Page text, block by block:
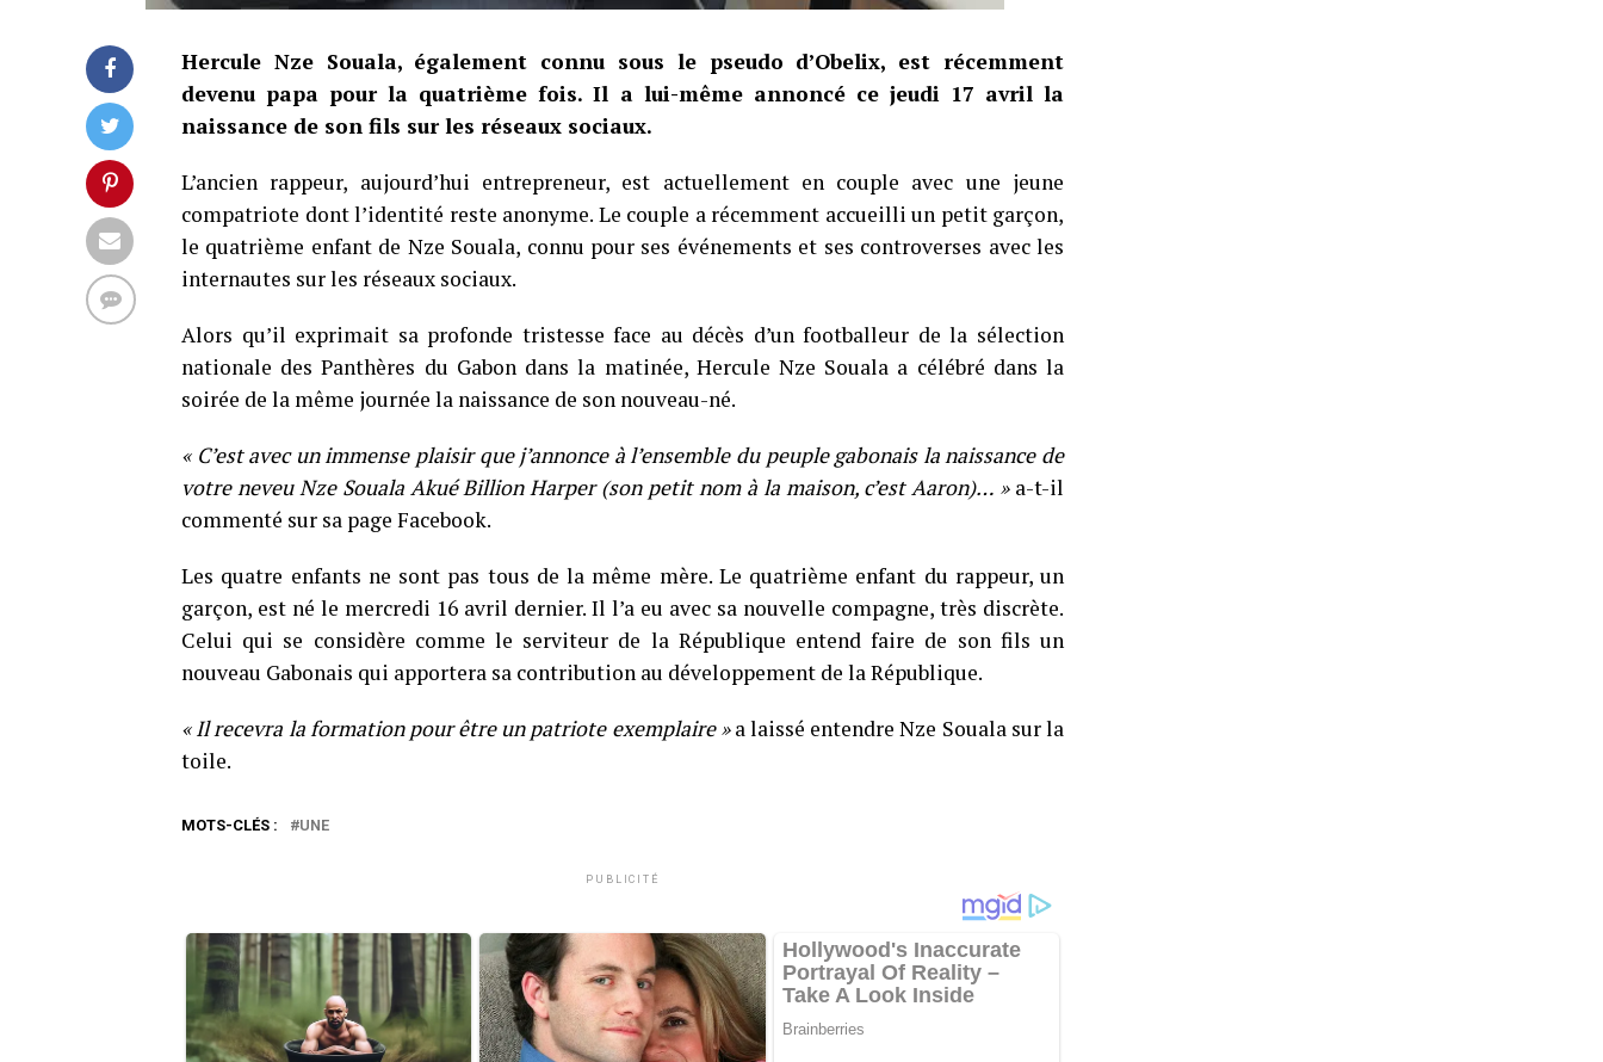
Hercule Nze Souala, également connu sous le pseudo d’Obelix, est récemment
devenu papa pour la quatrième fois. Il a lui-même annoncé ce jeudi 17 avril la
naissance de son fils sur les réseaux sociaux.
L’ancien rappeur, aujourd’hui entrepreneur, est actuellement en couple avec une jeune
compatriote dont l’identité reste anonyme. Le couple a récemment accueilli un petit garçon,
le quatrième enfant de Nze Souala, connu pour ses événements et ses controverses avec les
internautes sur les réseaux sociaux.
Alors qu’il exprimait sa profonde tristesse face au décès d’un footballeur de la sélection
nationale des Panthères du Gabon dans la matinée, Hercule Nze Souala a célébré dans la
soirée de la même journée la naissance de son nouveau-né.
« C’est avec un immense plaisir que j’annonce à l’ensemble du peuple gabonais la naissance de
votre neveu Nze Souala Akué Billion Harper (son petit nom à la maison, c’est Aaron)… »a-t-il
commenté sur sa page Facebook.
Les quatre enfants ne sont pas tous de la même mère. Le quatrième enfant du rappeur, un
garçon, est né le mercredi 16 avril dernier. Il l’a eu avec sa nouvelle compagne, très discrète.
Celui qui se considère comme le serviteur de la République entend faire de son fils un
nouveau Gabonais qui apportera sa contribution au développement de la République.
« Il recevra la formation pour être un patriote exemplaire »a laissé entendre Nze Souala sur la
toile.
MOTS-CLÉS : UNE
PUBLICITÉ